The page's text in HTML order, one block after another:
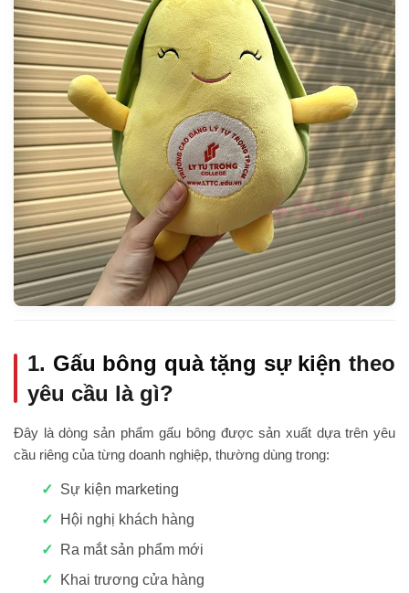
1. Gấu bông quà tặng sự kiện theo
yêu cầu là gì?
Đây là dòng sản phẩm gấu bông được sản xuất dựa trên yêu
cầu riêng của từng doanh nghiệp, thường dùng trong:
Sự kiện marketing
Hội nghị khách hàng
Ra mắt sản phẩm mới
Khai trương cửa hàng